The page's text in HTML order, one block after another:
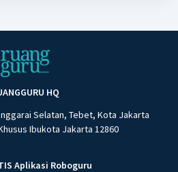
HQ
Selatan, Tebet, Kota Jakarta
Ibukota Jakarta 12860
Aplikasi Roboguru